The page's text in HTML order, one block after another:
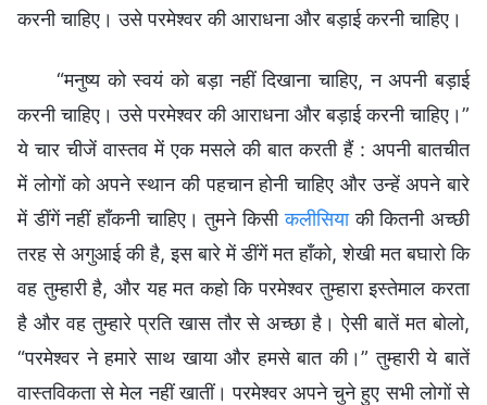
करनी चाहिए। उसे परमेश्वर की आराधना और बड़ाई करनी चाहिए।
“मनुष्य को स्वयं को बड़ा नहीं दिखाना चाहिए, न अपनी बड़ाई
करनी चाहिए। उसे परमेश्वर की आराधना और बड़ाई करनी चाहिए।”
ये चार चीजें वास्तव में एक मसले की बात करती हैं : अपनी बातचीत
में लोगों को अपने स्थान की पहचान होनी चाहिए और उन्हें अपने बारे
में डींगें नहीं हाँकनी चाहिए। तुमने किसीकलीसियाकी कितनी अच्छी
तरह से अगुआई की है, इस बारे में डींगें मत हाँको, शेखी मत बघारो कि
वह तुम्हारी है, और यह मत कहो कि परमेश्वर तुम्हारा इस्तेमाल करता
है और वह तुम्हारे प्रति खास तौर से अच्छा है। ऐसी बातें मत बोलो,
“परमेश्वर ने हमारे साथ खाया और हमसे बात की।” तुम्हारी ये बातें
वास्तविकता से मेल नहीं खातीं। परमेश्वर अपने चुने हुए सभी लोगों से